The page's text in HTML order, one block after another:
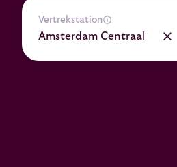
Vertrekstation
Amsterdam Centraal